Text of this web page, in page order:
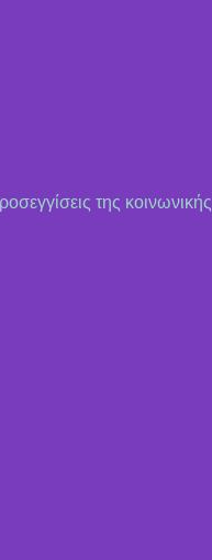
της κοινωνικής